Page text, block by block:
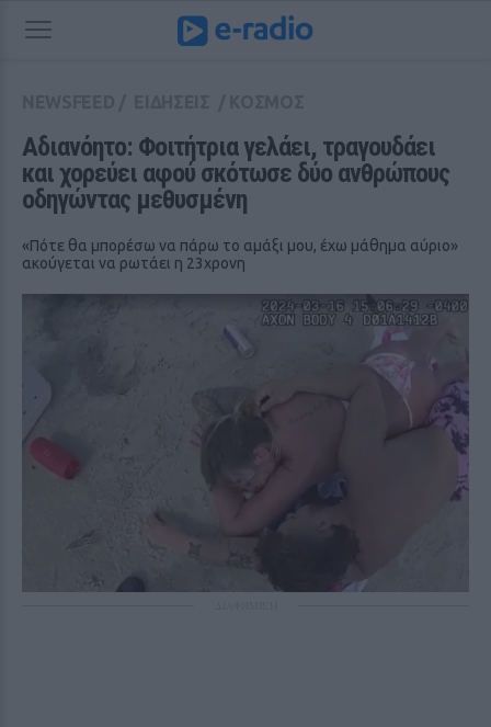
Αδιανόητο: Φοιτήτρια γελάει, τραγουδάει
και χορεύει αφού σκότωσε δύο ανθρώπους
οδηγώντας μεθυσμένη
«Πότε θα μπορέσω να πάρω το αμάξι μου, έχω μάθημα αύριο»
ακούγεται να ρωτάει η 23χρονη